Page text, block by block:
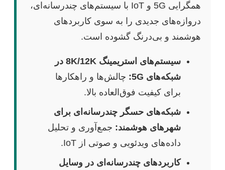
همگرایی 5G و IoT با سیستم‌های چندرسانه‌ای،
دروازه‌های جدیدی را به سوی کاربردهای
هوشمند و بی‌درنگ گشوده است.
سیستم‌های استریمینگ 8K/12K در
شبکه‌های 5G:
چالش‌ها و راهکارها
برای کیفیت فوق‌العاده بالا.
شبکه‌های حسگر چندرسانه‌ای برای
شهرهای هوشمند: جمع‌آوری و تحلیل
داده‌های ویدئویی و صوتی از IoT.
کاربردهای چندرسانه‌ای در وسایل